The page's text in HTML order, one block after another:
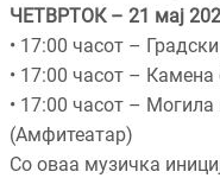
ЧЕТВРТОК – 21 мај
• 17:00 часот –
• 17:00 часот – Камена
• 17:00 часот – Могила
(Амфитеатар)
Со оваа музичка